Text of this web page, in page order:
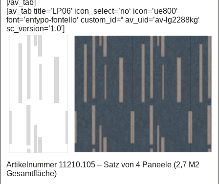
[/av_tab]
[av_tab title=’LP06′ icon_select=’no‘ icon=’ue800′
font=’entypo-fontello‘ custom_id=“ av_uid=’av-lg2288kg‘
sc_version=’1.0′]
Artikelnummer 11210.105 – Satz von 4 Paneele (2,7 M2
Gesamtfläche)